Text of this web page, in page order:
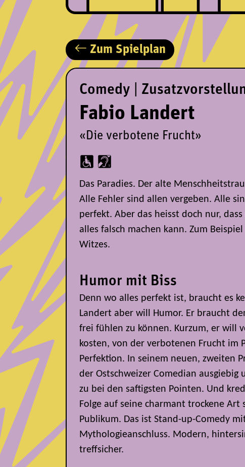
Zum Spielplan
Comedy |
Fabio Landert
«Die verbotene Frucht»
Das Paradies. Der alte
Alle Fehler sind allen vergeben. Alle
perfekt. Aber das heisst doch nur,
alles falsch machen kann. Zum
Witzes.
Humor mit Biss
Denn wo alles perfekt ist, braucht es
Landert aber will Humor. Er braucht
frei fühlen zu können. Kurzum, er will
kosten, von der verbotenen Frucht im
Perfektion. In seinem neuen, zweiten
der Ostschweizer Comedian ausgiebig
zu bei den saftigsten Pointen. Und
Folge auf seine charmant trockene Art
Publikum. Das ist Stand-up-Comedy
Mythologieanschluss. Modern,
treffsicher.